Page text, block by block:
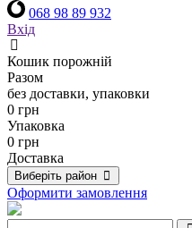
068 98 89 932
Вхід
Кошик порожній
Разом
без доставки, упаковки
0 грн
Упаковка
0 грн
Доставка
Виберіть район
Оформити замовлення